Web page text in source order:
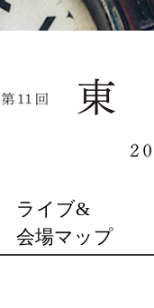
ライブ&
会場マップ